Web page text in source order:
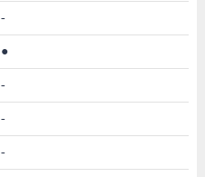
-
●
-
-
-